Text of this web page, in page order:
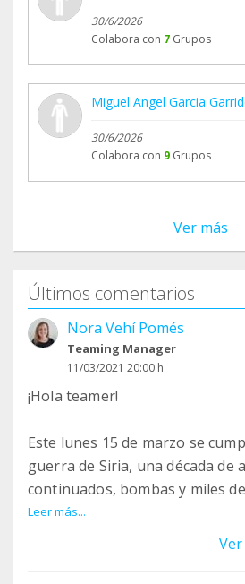
30/6/2026
Colabora con 7 Grupos
Miguel Angel Garcia
30/6/2026
Colabora con 9 Grupos
Ver más
Últimos comentarios
Nora Vehí Pomés
Teaming Manager
11/03/2021 20:00 h
¡Hola teamer!
Este lunes 15 de marzo se
guerra de Siria, una década de
continuados, bombas y miles
motivo de este décimo
Catalán con ACNUR quiere
Leer más...